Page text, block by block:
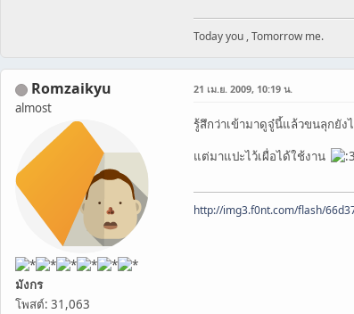
Today you , Tomorrow me.
Romzaikyu
almost
มังกร
โพสต์: 31,063
21 เม.ย. 2009, 10:19 น.
รู้สึกว่าเข้ามาดูจู๋นี้แล้วขนลุกยัง
แต่มาแปะไว้เผื่อได้ใช้งาน
http://img3.f0nt.com/flash/